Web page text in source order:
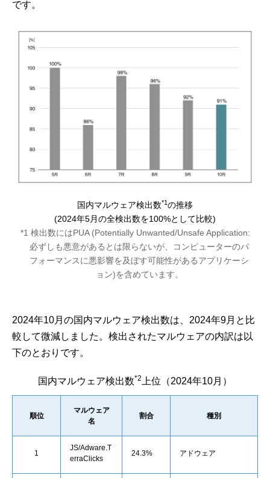
です。
国内マルウェア検出数*1の推移
(2024年5月の全検出数を100%として比較)
*1 検出数にはPUA (Potentially Unwanted/Unsafe Application:
必ずしも悪意があるとは限らないが、コンピューターのパ
フォーマンスに悪影響を及ぼす可能性があるアプリケーシ
ョン)を含めています。
2024年10月の国内マルウェア検出数は、2024年9月と比
較して微減しました。検出されたマルウェアの内訳は以
下のとおりです。
国内マルウェア検出数*2 上位（2024年10月）
順位
マルウェア
名
割合 種別
1
JS/Adware.T
erraClicks
24.3% アドウェア